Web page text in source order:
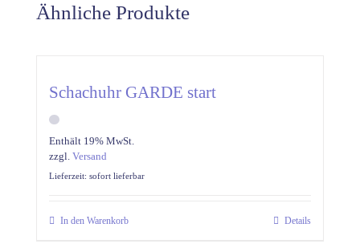
Ähnliche Produkte
Schachuhr GARDE start
Enthält 19% MwSt.
zzgl. Versand
Lieferzeit: sofort lieferbar
In den Warenkorb Details